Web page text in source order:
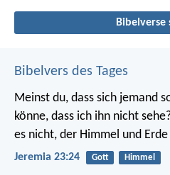
Bibelverse
Bibelvers des Tages
Meinst du, dass sich jemand
könne, dass ich ihn nicht
es nicht, der Himmel und
Jeremia 23:24 Gott Himmel